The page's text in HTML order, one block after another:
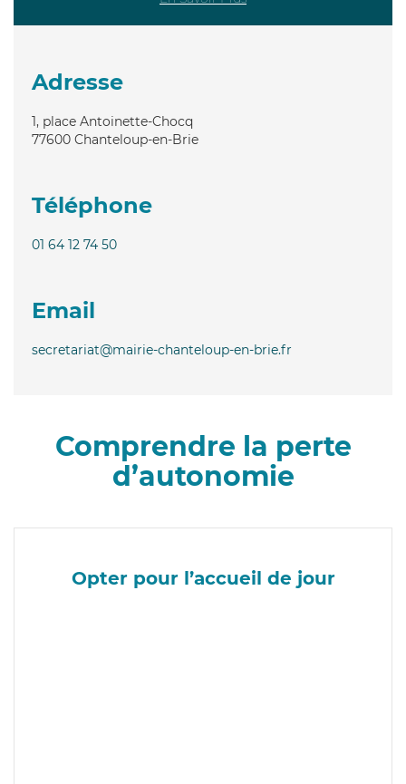
Adresse
1, place Antoinette-Chocq
77600 Chanteloup-en-Brie
Téléphone
01 64 12 74 50
Email
secretariat@mairie-chanteloup-en-brie.fr
Comprendre la perte
d’autonomie
Opter pour l’accueil de jour